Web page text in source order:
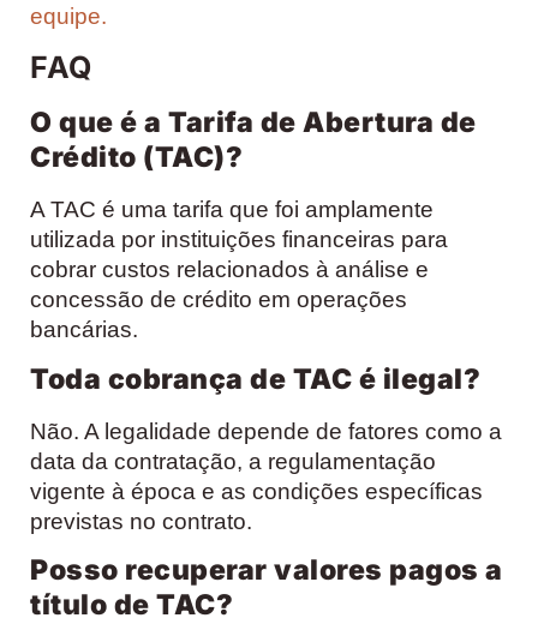
equipe.
FAQ
O que é a Tarifa de Abertura de
Crédito (TAC)?
A TAC é uma tarifa que foi amplamente
utilizada por instituições financeiras para
cobrar custos relacionados à análise e
concessão de crédito em operações
bancárias.
Toda cobrança de TAC é ilegal?
Não. A legalidade depende de fatores como a
data da contratação, a regulamentação
vigente à época e as condições específicas
previstas no contrato.
Posso recuperar valores pagos a
título de TAC?